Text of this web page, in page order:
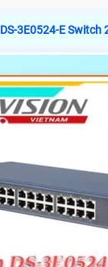
DS-3E0524-E Switch